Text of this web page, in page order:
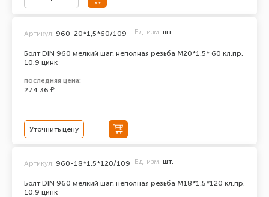
Болт DIN 960 мелкий шаг, неполная резьба M20*1,5* 60 кл.пр.
10.9 цинк
Артикул: 960-20*1,5*60/109 Ед. изм. шт.
последняя цена:
274.36 ₽
Уточнить цену
Болт DIN 960 мелкий шаг, неполная резьба M18*1,5*120 кл.пр.
10.9 цинк
Артикул: 960-18*1,5*120/109 Ед. изм. шт.